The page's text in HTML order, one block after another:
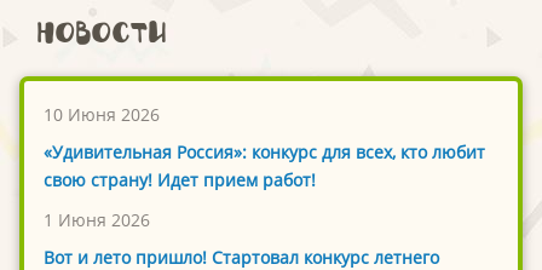
Новости
10 Июня 2026
«Удивительная Россия»: конкурс для всех, кто любит
свою страну! Идет прием работ!
1 Июня 2026
Вот и лето пришло! Стартовал конкурс летнего